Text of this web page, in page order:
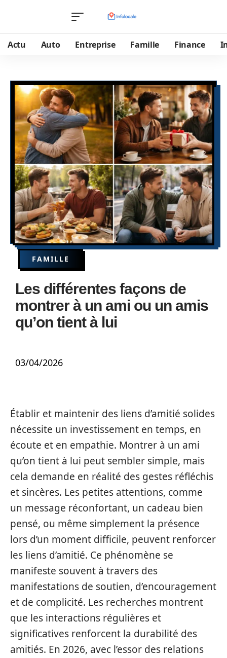
Actu Auto Entreprise Famille Finance
FAMILLE
Les différentes façons de
montrer à un ami ou un amis
qu’on tient à lui
03/04/2026
Établir et maintenir des liens d’amitié solides
nécessite un investissement en temps, en
écoute et en empathie. Montrer à un ami
qu’on tient à lui peut sembler simple, mais
cela demande en réalité des gestes réfléchis
et sincères. Les petites attentions, comme
un message réconfortant, un cadeau bien
pensé, ou même simplement la présence
lors d’un moment difficile, peuvent renforcer
les liens d’amitié. Ce phénomène se
manifeste souvent à travers des
manifestations de soutien, d’encouragement
et de complicité. Les recherches montrent
que les interactions régulières et
significatives renforcent la durabilité des
amitiés. En 2026, avec l’essor des relations